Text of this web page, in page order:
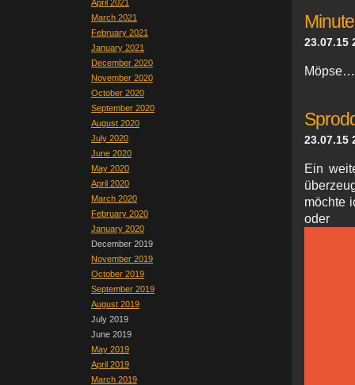
April 2021
March 2021
February 2021
January 2021
December 2020
November 2020
October 2020
September 2020
August 2020
July 2020
June 2020
May 2020
April 2020
March 2020
February 2020
January 2020
December 2019
November 2019
October 2019
September 2019
August 2019
July 2019
June 2019
May 2019
April 2019
March 2019
23.07.15
Möpse…
23.07.15
Ein
möchte